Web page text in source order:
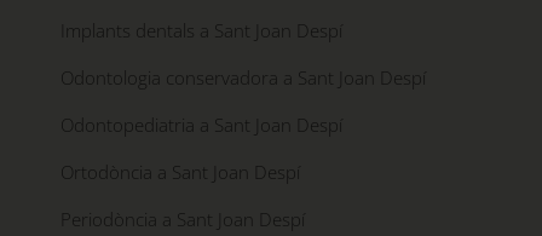
Implants dentals a Sant Joan Despí
Odontologia conservadora a Sant Joan Despí
Odontopediatria a Sant Joan Despí
Ortodòncia a Sant Joan Despí
Periodòncia a Sant Joan Despí